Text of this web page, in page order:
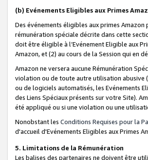
(b) Evénements Eligibles aux Primes
Des événements éligibles aux primes
rémunération spéciale décrite dans cette
doit être éligible à l’Evénement Eligible aux
Amazon, et (2) au cours de la Session qui en
Amazon ne versera aucune Rémunération
violation ou de toute autre utilisation abusive
ou de logiciels automatisés, les Evénements
des Liens Spéciaux présents sur votre Site).
été appliqué ou si une violation ou une
Nonobstant les Conditions Requises pour la
d'accueil d'Evénements Eligibles aux Primes
5. Limitations de la Rémunération
Les balises des partenaires ne doivent être